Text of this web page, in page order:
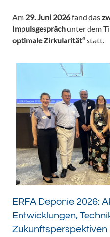
Am 29. Juni 2026fand das
Impulsgespräch unter dem
optimale Zirkularität“statt.
ERFA Deponie 2026:
Entwicklungen,
Zukunftsperspektiven